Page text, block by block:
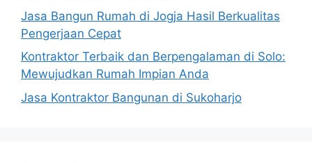
Jasa Bangun Rumah di Jogja Hasil Berkualitas
Pengerjaan Cepat
Kontraktor Terbaik dan Berpengalaman di Solo:
Mewujudkan Rumah Impian Anda
Jasa Kontraktor Bangunan di Sukoharjo